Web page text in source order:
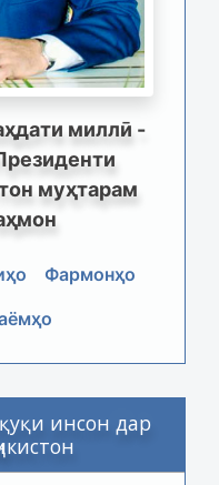
миллӣ -
муҳтарам
Фармонҳо
инсон дар